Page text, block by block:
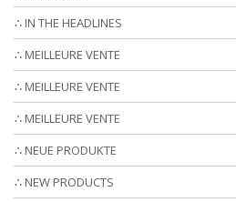
∴ IN THE HEADLINES
∴ MEILLEURE VENTE
∴ MEILLEURE VENTE
∴ MEILLEURE VENTE
∴ NEUE PRODUKTE
∴ NEW PRODUCTS